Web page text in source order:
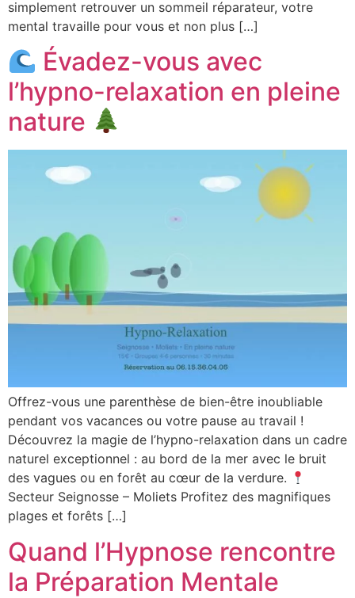
simplement retrouver un sommeil réparateur, votre
mental travaille pour vous et non plus […]
Évadez-vous avec
l’hypno-relaxation en pleine
nature
Offrez-vous une parenthèse de bien-être inoubliable
pendant vos vacances ou votre pause au travail !
Découvrez la magie de l’hypno-relaxation dans un cadre
naturel exceptionnel : au bord de la mer avec le bruit
des vagues ou en forêt au cœur de la verdure.
Secteur Seignosse – Moliets Profitez des magnifiques
plages et forêts […]
Quand l’Hypnose rencontre
la Préparation Mentale